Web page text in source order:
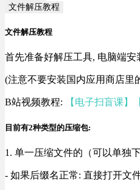
文件解压教程
文件解压教程
首先准备好解压工具, 电脑端安
(注意不要安装国内应用商店里
B站视频教程: 【电子扫盲课】
目前有2种类型的压缩包:
1. 单一压缩文件的（可以单独
- 如果后缀名正常: 直接打开文